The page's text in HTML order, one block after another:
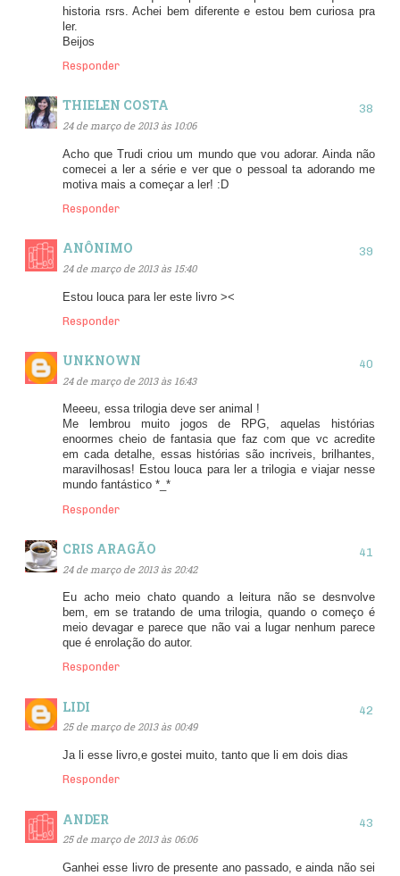
historia rsrs. Achei bem diferente e estou bem curiosa pra
ler.
Beijos
Responder
THIELEN COSTA
24 de março de 2013 às 10:06
Acho que Trudi criou um mundo que vou adorar. Ainda não
comecei a ler a série e ver que o pessoal ta adorando me
motiva mais a começar a ler! :D
Responder
ANÔNIMO
24 de março de 2013 às 15:40
Estou louca para ler este livro ><
Responder
UNKNOWN
24 de março de 2013 às 16:43
Meeeu, essa trilogia deve ser animal !
Me lembrou muito jogos de RPG, aquelas histórias
enoormes cheio de fantasia que faz com que vc acredite
em cada detalhe, essas histórias são incriveis, brilhantes,
maravilhosas! Estou louca para ler a trilogia e viajar nesse
mundo fantástico *_*
Responder
CRIS ARAGÃO
24 de março de 2013 às 20:42
Eu acho meio chato quando a leitura não se desnvolve
bem, em se tratando de uma trilogia, quando o começo é
meio devagar e parece que não vai a lugar nenhum parece
que é enrolação do autor.
Responder
LIDI
25 de março de 2013 às 00:49
Ja li esse livro,e gostei muito, tanto que li em dois dias
Responder
ANDER
25 de março de 2013 às 06:06
Ganhei esse livro de presente ano passado, e ainda não sei